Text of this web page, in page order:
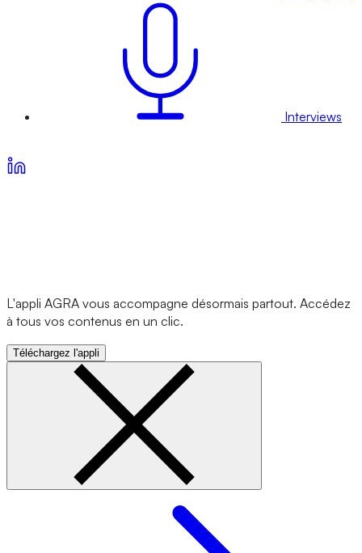
Interviews
L'appli AGRA vous accompagne désormais partout. Accédez
à tous vos contenus en un clic.
Téléchargez l'appli